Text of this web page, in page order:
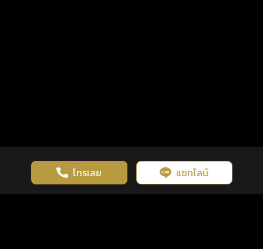
โทรเลย แชทไลน์
เว็บไซต์นี้มีการใช้งานคุกกี้ เพื่อเพิ่มประสิทธิภาพและประสบการณ์ที่ดี
ในการใช้งานเว็บไซต์ นโยบายความเป็นส่วนตัว
รู้ก่อน พร้อมกว่า ทุกจังหวะชีวิต คลิกดูดวงฟรี